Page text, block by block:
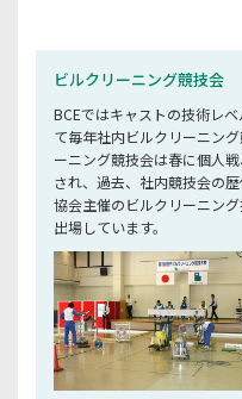
ビルクリーニング競技会
BCEではキャストの技術レ
て毎年社内ビルクリーニン
ーニング競技会は春に個人
され、過去、社内競技会の
協会主催のビルクリーニン
出場しています。